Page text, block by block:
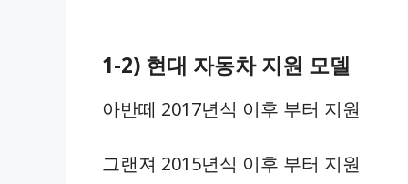
1-2) 현대 자동차 지원 모델
아반떼 2017년식 이후 부터 지원
그랜져 2015년식 이후 부터 지원